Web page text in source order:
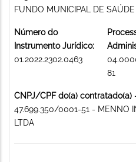
FUNDO MUNICIPAL DE SAÚDE
Número do
Instrumento Jurídico:
01.2022.2302.0463
81
CNPJ/CPF do(a)
47.699.350/0001-51 - MENNO
LTDA